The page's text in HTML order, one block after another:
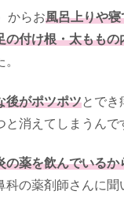
からお風呂上りや
の付け根・太ももの
後がポツポツとでき
消えてしまうんで
の薬を飲んでいるか
科の薬剤師さんに聞